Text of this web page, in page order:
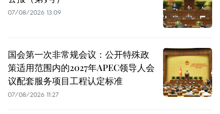
07/08/2026 13:09
国会第一次非常规会议：公开特殊政
策适用范围内的2027年APEC领导人会
议配套服务项目工程认定标准
07/08/2026 11:27